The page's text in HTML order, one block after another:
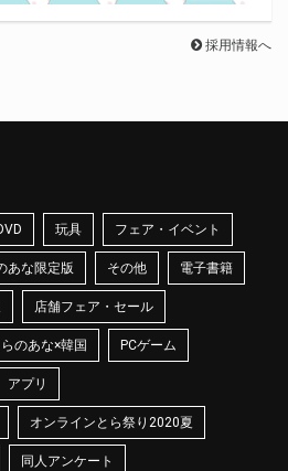
採用情報へ
玩具 フェア・イベント
あな限定版 その他 電子書籍
店舗フェア・セール
らのあな×韓国 PCゲーム
アプリ
オンラインとら祭り2020夏
同人アンケート